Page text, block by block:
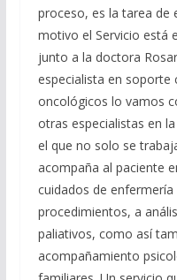
proceso, es la tarea de
motivo el Servicio está
junto a la doctora
especialista en soporte
oncológicos lo vamos
otras especialistas en
el que no solo se
acompaña al paciente
cuidados de
procedimientos, a
paliativos, como así
acompañamiento